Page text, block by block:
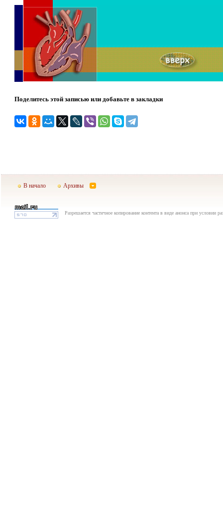
Поделитесь этой записью или добавьте в закладки
В начало Архивы
Разрешается частичное копирование контента в виде анонса при условии